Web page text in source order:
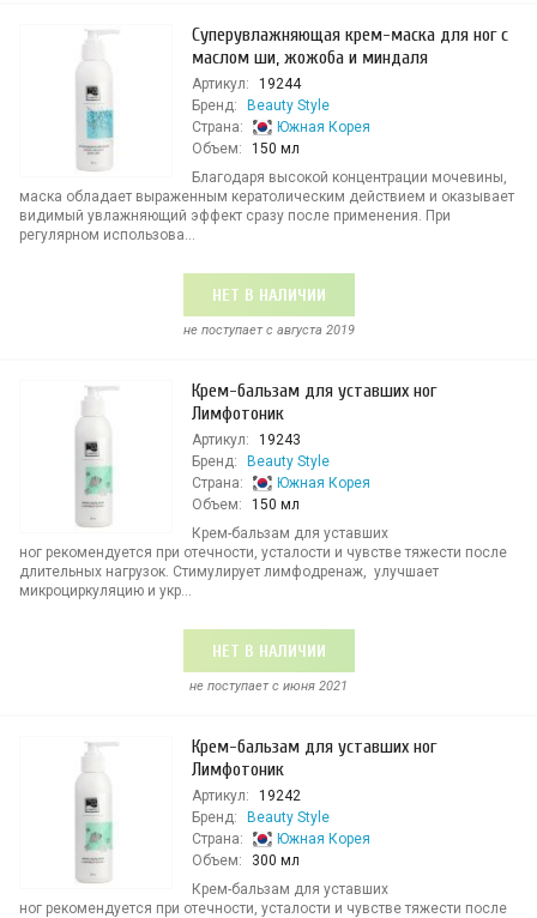
Суперувлажняющая крем-маска для ног с
маслом ши, жожоба и миндаля
Артикул:
19244
Бренд:
Beauty Style
Страна:
Южная Корея
Объем:
150 мл
Благодаря высокой концентрации мочевины,
маска обладает выраженным кератолическим действием и оказывает
видимый увлажняющий эффект сразу после применения. При
регулярном использова...
НЕТ В НАЛИЧИИ
не поступает c августа 2019
Крем-бальзам для уставших ног
Лимфотоник
Артикул:
19243
Бренд:
Beauty Style
Страна:
Южная Корея
Объем:
150 мл
Крем-бальзам для уставших
ног рекомендуется при отечности, усталости и чувстве тяжести после
длительных нагрузок. Стимулирует лимфодренаж, улучшает
микроциркуляцию и укр...
НЕТ В НАЛИЧИИ
не поступает c июня 2021
Крем-бальзам для уставших ног
Лимфотоник
Артикул:
19242
Бренд:
Beauty Style
Страна:
Южная Корея
Объем:
300 мл
Крем-бальзам для уставших
ног рекомендуется при отечности, усталости и чувстве тяжести после